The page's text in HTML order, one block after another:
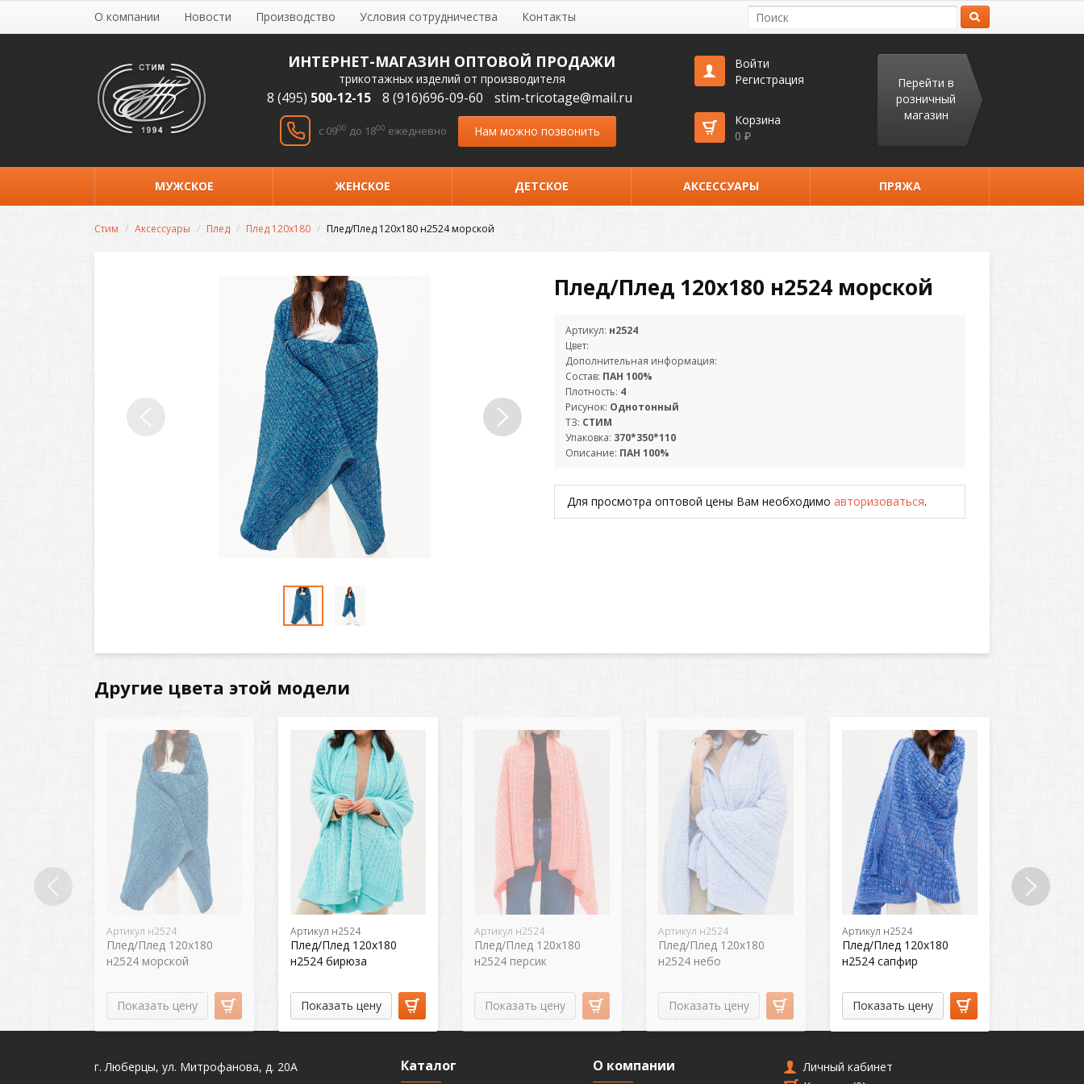
О компании Новости Производство Условия сотрудничества Контакты
ИНТЕРНЕТ-МАГАЗИН ОПТОВОЙ ПРОДАЖИ
трикотажных изделий от производителя
8 (495) 500-12-15 8 (916)696-09-60 stim-tricotage@mail.ru
c 0900 до 1800 ежедневно Нам можно позвонить
Войти
Регистрация
Корзина
0 ₽
Перейти в
розничный
магазин
МУЖСКОЕ ЖЕНСКОЕ ДЕТСКОЕ АКСЕССУАРЫ ПРЯЖА
Стим Аксессуары Плед Плед 120х180 Плед/Плед 120х180 н2524 морской
Плед/Плед 120х180 н2524 морской
Артикул: н2524
Цвет:
Дополнительная информация:
Состав: ПАН 100%
Плотность: 4
Рисунок: Однотонный
ТЗ: СТИМ
Упаковка: 370*350*110
Описание: ПАН 100%
Для просмотра оптовой цены Вам необходимо авторизоваться.
Другие цвета этой модели
Артикул н2524
Плед/Плед 120х180
н2524 морской
Показать цену
Артикул н2524
Плед/Плед 120х180
н2524 бирюза
Показать цену
Артикул н2524
Плед/Плед 120х180
н2524 персик
Показать цену
Артикул н2524
Плед/Плед 120х180
н2524 небо
Показать цену
Артикул н2524
Плед/Плед 120х180
н2524 сапфир
Показать цену
г. Люберцы, ул. Митрофанова, д. 20А Каталог О компании
Личный кабинет